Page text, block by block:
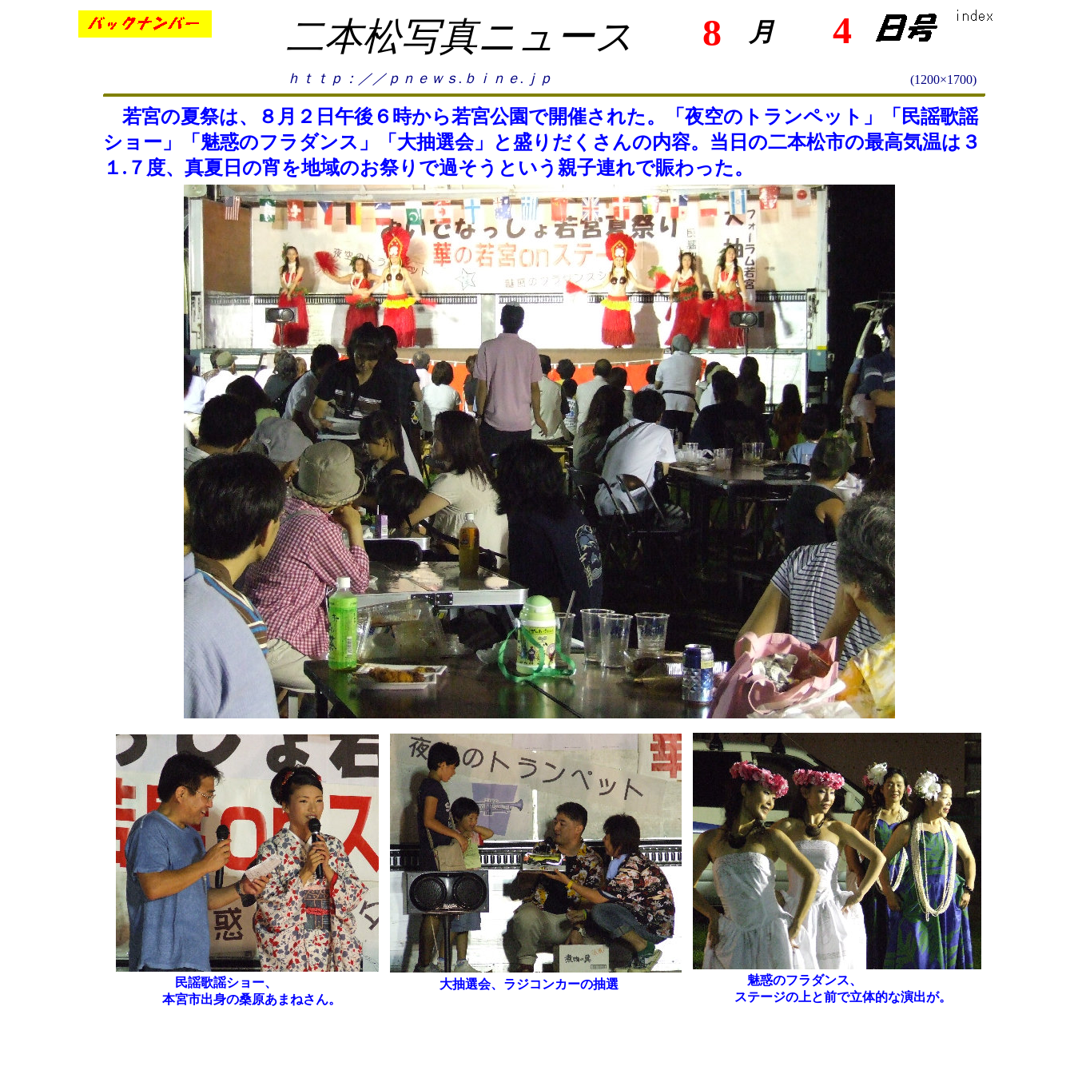
4
8
二本松写真ニュース 月
ｈｔｔｐ：／／ｐｎｅｗｓ.ｂｉｎｅ.ｊｐ (1200×1700)
若宮の夏祭は、８月２日午後６時から若宮公園で開催された。「夜空のトランペット」「民謡歌謡
ショー」「魅惑のフラダンス」「大抽選会」と盛りだくさんの内容。当日の二本松市の最高気温は３
１.７度、真夏日の宵を地域のお祭りで過そうという親子連れで賑わった。
魅惑のフラダンス、
ステージの上と前で立体的な演出が。
民謡歌謡ショー、
本宮市出身の桑原あまねさん。
大抽選会、ラジコンカーの抽選